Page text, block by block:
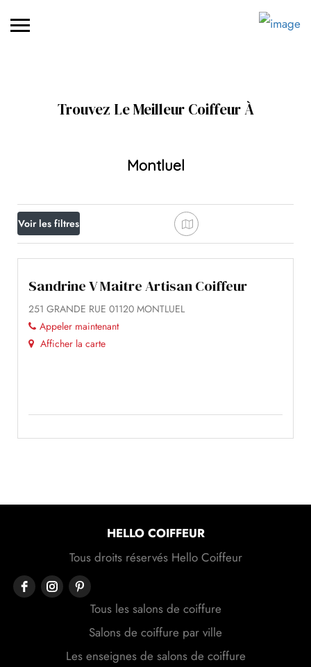
Trouvez Le Meilleur Coiffeur À
Montluel
Voir les filtres
Sandrine V Maitre Artisan Coiffeur
251 GRANDE RUE 01120 MONTLUEL
Appeler maintenant
Afficher la carte
HELLO COIFFEUR
Tous droits réservés Hello Coiffeur
Tous les salons de coiffure
Salons de coiffure par ville
Les enseignes de salons de coiffure